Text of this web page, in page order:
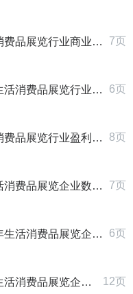
商业模式创新研究报告 7页
业数字营销策略研究报告 6页
模式创新与变革研究报告 8页
转型与智慧升级战略研究报告 7页
ESG实践与创新战略研究报告 6页
场拓展与下沉战略研究报告 12页